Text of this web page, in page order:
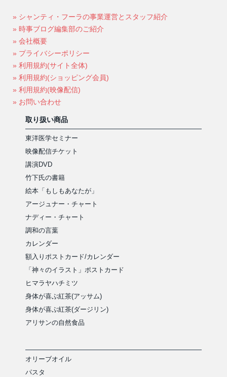
» シャンティ・フーラの事業運営とスタッフ紹介
» 時事ブログ編集部のご紹介
» 会社概要
» プライバシーポリシー
» 利用規約(サイト全体)
» 利用規約(ショッピング会員)
» 利用規約(映像配信)
» お問い合わせ
取り扱い商品
東洋医学セミナー
映像配信チケット
講演DVD
竹下氏の書籍
絵本「もしもあなたが」
アージュナー・チャート
ナディー・チャート
調和の言葉
カレンダー
額入りポストカード/カレンダー
「神々のイラスト」ポストカード
ヒマラヤハチミツ
身体が喜ぶ紅茶(アッサム)
身体が喜ぶ紅茶(ダージリン)
アリサンの自然食品
オリーブオイル
パスタ